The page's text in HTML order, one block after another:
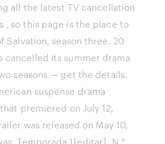
all the latest TV cancellation
, so this page is the place to
Salvation, season three. 20
cancelled its summer drama
seasons — get the details.
suspense drama
premiered on July 12,
was released on May 10,
Temporada 1[editar]. N.°